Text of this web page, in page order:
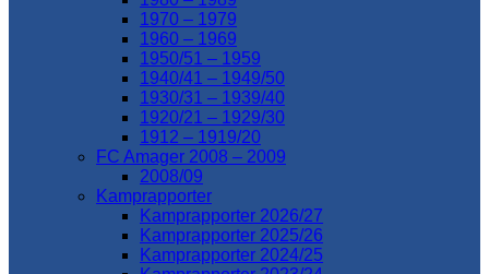
1970 – 1979
1960 – 1969
1950/51 – 1959
1940/41 – 1949/50
1930/31 – 1939/40
1920/21 – 1929/30
1912 – 1919/20
FC Amager 2008 – 2009
2008/09
Kamprapporter
Kamprapporter 2026/27
Kamprapporter 2025/26
Kamprapporter 2024/25